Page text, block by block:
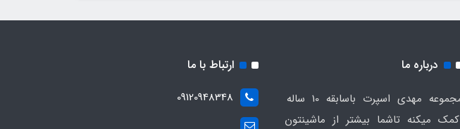
درباره ما
مجموعه مهدی اسپرت باسابقه 10 ساله
کمک میکنه تاشما بیشتر از ماشینتون
ارتباط با ما
09120948348